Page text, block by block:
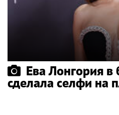
Ева Лонгория в
сделала селфи на